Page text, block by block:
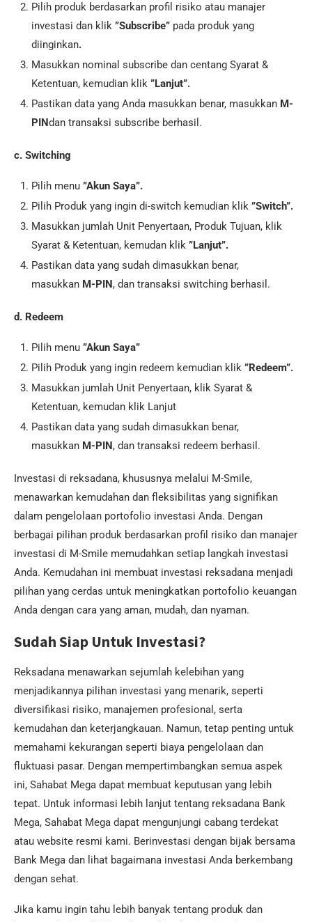
Pilih produk berdasarkan profil risiko atau manajer
investasi dan klik ”Subscribe” pada produk yang
diinginkan.
Masukkan nominal subscribe dan centang Syarat &
Ketentuan, kemudian klik ”Lanjut”.
Pastikan data yang Anda masukkan benar, masukkan M-
PINdan transaksi subscribe berhasil.
c. Switching
Pilih menu ”Akun Saya”.
Pilih Produk yang ingin di-switch kemudian klik ”Switch”.
Masukkan jumlah Unit Penyertaan, Produk Tujuan, klik
Syarat & Ketentuan, kemudan klik ”Lanjut”.
Pastikan data yang sudah dimasukkan benar,
masukkan M-PIN, dan transaksi switching berhasil.
d. Redeem
Pilih menu ”Akun Saya”
Pilih Produk yang ingin redeem kemudian klik ”Redeem”.
Masukkan jumlah Unit Penyertaan, klik Syarat &
Ketentuan, kemudan klik Lanjut
Pastikan data yang sudah dimasukkan benar,
masukkan M-PIN, dan transaksi redeem berhasil.
Investasi di reksadana, khususnya melalui M-Smile,
menawarkan kemudahan dan fleksibilitas yang signifikan
dalam pengelolaan portofolio investasi Anda. Dengan
berbagai pilihan produk berdasarkan profil risiko dan manajer
investasi di M-Smile memudahkan setiap langkah investasi
Anda. Kemudahan ini membuat investasi reksadana menjadi
pilihan yang cerdas untuk meningkatkan portofolio keuangan
Anda dengan cara yang aman, mudah, dan nyaman.
Sudah Siap Untuk Investasi?
Reksadana menawarkan sejumlah kelebihan yang
menjadikannya pilihan investasi yang menarik, seperti
diversifikasi risiko, manajemen profesional, serta
kemudahan dan keterjangkauan. Namun, tetap penting untuk
memahami kekurangan seperti biaya pengelolaan dan
fluktuasi pasar. Dengan mempertimbangkan semua aspek
ini, Sahabat Mega dapat membuat keputusan yang lebih
tepat. Untuk informasi lebih lanjut tentang reksadana Bank
Mega, Sahabat Mega dapat mengunjungi cabang terdekat
atau website resmi kami. Berinvestasi dengan bijak bersama
Bank Mega dan lihat bagaimana investasi Anda berkembang
dengan sehat.
Jika kamu ingin tahu lebih banyak tentang produk dan